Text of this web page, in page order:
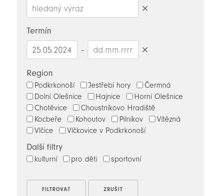
Termín
–
Region
Podkrkonoší Jestřebí hory
Čermná
Dolní Olešnice
Hajnice
Horní Olešnice
Chotěvice
Choustníkovo Hradiště
Kocbeře
Kohoutov Pilníkov
Vítězná
Vlčice
Vlčkovice v Podkrkonoší
Další filtry
kulturní pro děti sportovní